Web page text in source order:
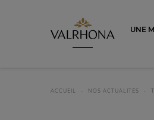
Valrhona -UNE
ACCUEIL NOS ACTUALITÉS